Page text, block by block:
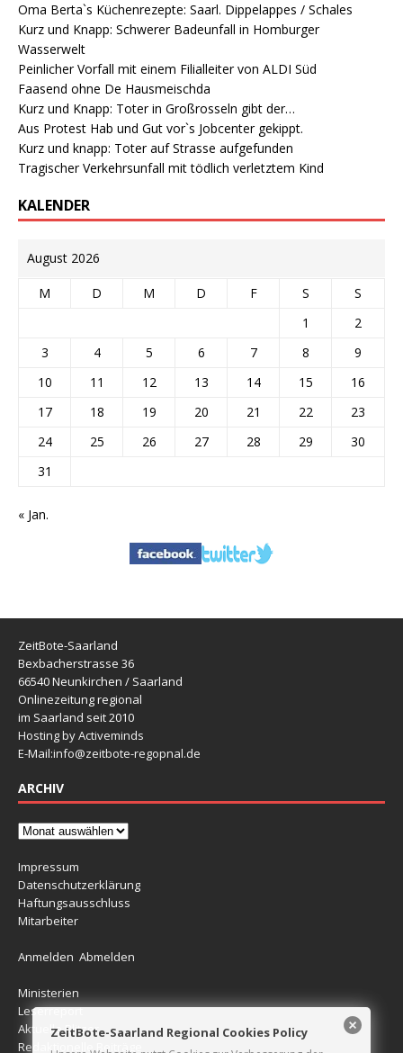
Oma Berta`s Küchenrezepte: Saarl. Dippelappes / Schales
Kurz und Knapp: Schwerer Badeunfall in Homburger
Wasserwelt
Peinlicher Vorfall mit einem Filialleiter von ALDI Süd
Faasend ohne De Hausmeischda
Kurz und Knapp: Toter in Großrosseln gibt der…
Aus Protest Hab und Gut vor`s Jobcenter gekippt.
Kurz und knapp: Toter auf Strasse aufgefunden
Tragischer Verkehrsunfall mit tödlich verletztem Kind
KALENDER
August 2026
M D M D F S
S
1
2
3
4 5 6 7 8
9
10
11 12 13 14 15
16
17
18 19 20 21 22
23
24
25 26 27 28 29
30
31
« Jan.
ZeitBote-Saarland
Bexbacherstrasse 36
66540 Neunkirchen / Saarland
Onlinezeitung regional
im Saarland seit 2010
Hosting by Activeminds
E-Mail:info@zeitbote-regopnal.de
ARCHIV
Impressum
Datenschutzerklärung
Haftungsausschluss
Mitarbeiter
Anmelden Abmelden
Ministerien
Leserreport
Aktuelle Blitzer
Redaktionelle Beiträge
ZeitBote-Saarland Regional Cookies Policy